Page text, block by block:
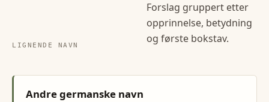
LIGNENDE NAVN
Forslag gruppert etter
opprinnelse, betydning
og første bokstav.
Andre germanske navn